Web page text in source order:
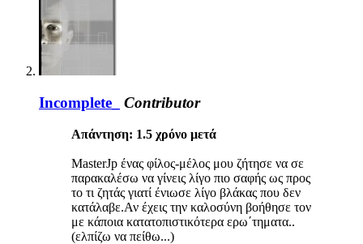
Incomplete_ Contributor
Απάντηση: 1.5 χρόνo μετά
ΜasterJp ένας φίλος-μέλος μου ζήτησε να σε
παρακαλέσω να γίνεις λίγο πιο σαφής ως προς
το τι ζητάς γιατί ένιωσε λίγο βλάκας που δεν
κατάλαβε.Αν έχεις την καλοσύνη βοήθησε τον
με κάποια κατατοπιστικότερα ερω΄τηματα..
(ελπίζω να πείθω...)